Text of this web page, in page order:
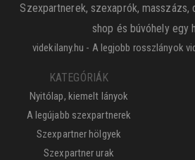
Szexpartnerek, szexaprók, masszázs,
shop és búvóhely egy
videkilany.hu - A legjobb rosszlányok
KATEGÓRIÁK
Nyitólap, kiemelt lányok
A legújabb szexpartnerek
Szexpartner hölgyek
Szexpartner urak